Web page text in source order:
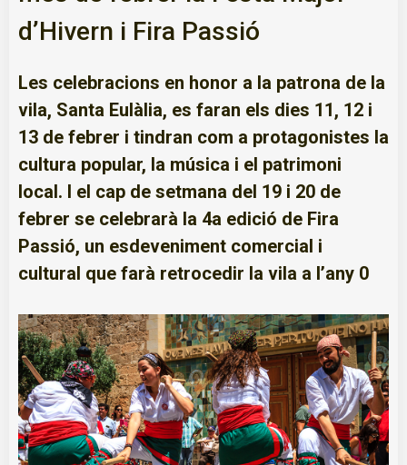
d’Hivern i Fira Passió
Les celebracions en honor a la patrona de la
vila, Santa Eulàlia, es faran els dies 11, 12 i
13 de febrer i tindran com a protagonistes la
cultura popular, la música i el patrimoni
local. I el cap de setmana del 19 i 20 de
febrer se celebrarà la 4a edició de Fira
Passió, un esdeveniment comercial i
cultural que farà retrocedir la vila a l’any 0